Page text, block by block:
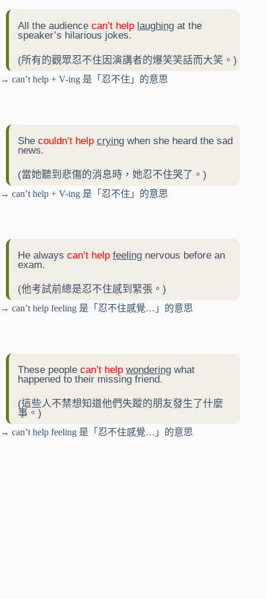
All the audience can’t help laughing at the
speaker’s hilarious jokes.
(所有的觀眾忍不住因演講者的爆笑笑話而大笑。)
→ can’t help + V-ing 是「忍不住」的意思
She couldn’t help crying when she heard the sad
news.
(當她聽到悲傷的消息時，她忍不住哭了。)
→ can’t help + V-ing 是「忍不住」的意思
He always can’t help feeling nervous before an
exam.
(他考試前總是忍不住感到緊張。)
→ can’t help feeling 是「忍不住感覺…」的意思
These people can’t help wondering what
happened to their missing friend.
(這些人不禁想知道他們失蹤的朋友發生了什麼
事。)
→ can’t help feeling 是「忍不住感覺…」的意思